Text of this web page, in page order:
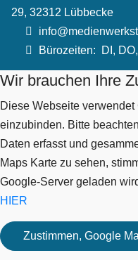
29, 32312 Lübbecke
Bürozeiten: DI,
Wir brauchen Ihre
Diese Webseite verwendet
einzubinden. Bitte
Daten erfasst und
Maps Karte zu sehen,
Google-Server geladen
HIER